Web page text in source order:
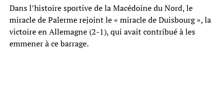
Dans l’histoire sportive de la Macédoine du Nord, le
miracle de Palerme rejoint le « miracle de Duisbourg », la
victoire en Allemagne (2-1), qui avait contribué à les
emmener à ce barrage.